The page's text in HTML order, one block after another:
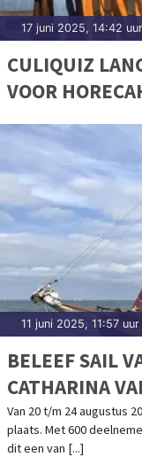
17 juni 2025, 14:42 uur
CULIQUIZ
VOOR
11 juni 2025, 11:57 uur
BELEEF SAIL
CATHARINA
Van 20 t/m 24 augustus
plaats. Met 600
dit een van [...]